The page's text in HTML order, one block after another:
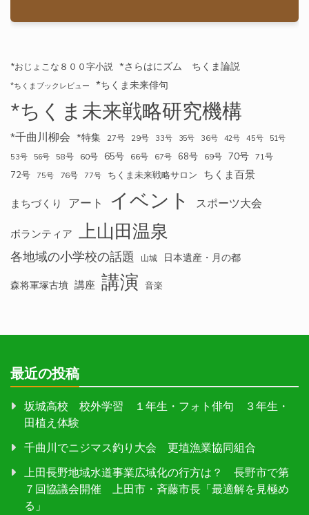
*おじょこな８００字小説 *さらはにズム ちくま論説
*ちくまブックレビュー *ちくま未来俳句
*ちくま未来戦略研究機構
*千曲川柳会 *特集 27号 29号 33号 35号 36号 42号 45号
51号
53号
56号 58号 60号 65号 66号 67号 68号 69号 70号 71号
72号 75号 76号 77号 ちくま未来戦略サロン ちくま百景
まちづくり アート イベント スポーツ大会
ボランティア 上山田温泉
各地域の小学校の話題 山城 日本遺産・月の都
森将軍塚古墳 講座 講演 音楽
最近の投稿
坂城高校 校外学習 １年生・フォト俳句 ３年生・
田植え体験
千曲川でニジマス釣り大会 更埴漁業協同組合
上田長野地域水道事業広域化の行方は？ 長野市で第
７回協議会開催 上田市・斉藤市長「最適解を見極め
る」